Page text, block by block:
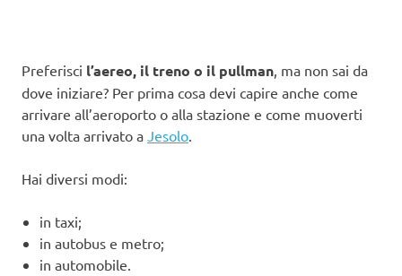
Preferisci l’aereo, il treno o il pullman, ma non sai da
dove iniziare? Per prima cosa devi capire anche come
arrivare all’aeroporto o alla stazione e come muoverti
una volta arrivato a Jesolo.
Hai diversi modi:
in taxi;
in autobus e metro;
in automobile.